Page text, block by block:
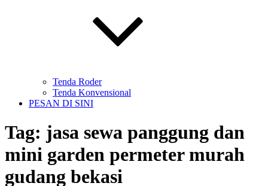
Tenda Roder
Tenda Konvensional
PESAN DI SINI
Tag: jasa sewa panggung dan
mini garden permeter murah
gudang bekasi